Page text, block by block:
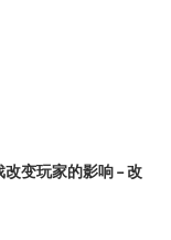
变玩家的影响 - 改